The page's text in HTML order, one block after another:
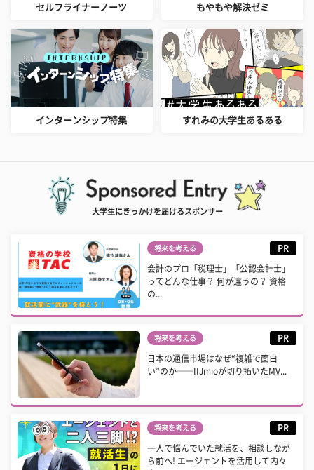
セルフライナーノーツ もやもや解決ゼミ
インターンシップ特集 すれみの大学生あるある
大学生にきっかけを届けるスポンサー
将来を考える PR
会計のプロ「税理士」「公認会計士」
ってどんな仕事？ 何が違うの？ 資格
の...
将来を考える PR
日本の通信市場はなぜ“複雑で面白
い”のか──IIJmioが切り拓いたMV...
将来を考える PR
一人で悩んでいた就活を、相談しなが
ら前へ! エージェントを活用して内々